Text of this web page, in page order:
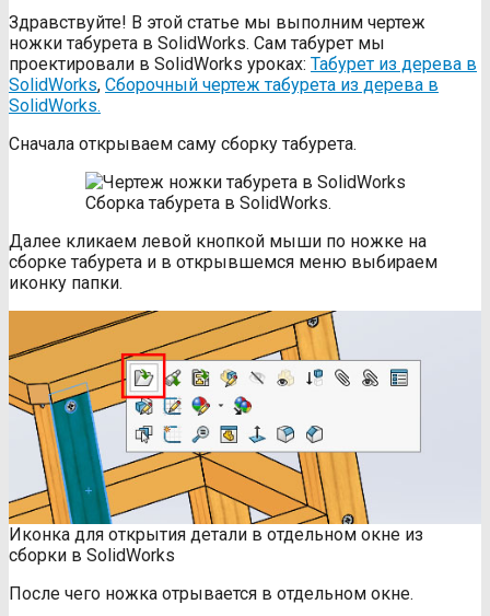
Здравствуйте! В этой статье мы выполним чертеж
ножки табурета в SolidWorks. Сам табурет мы
проектировали в SolidWorks уроках: Табурет из дерева в
SolidWorks, Сборочный чертеж табурета из дерева в
SolidWorks.
Сначала открываем саму сборку табурета.
Сборка табурета в SolidWorks.
Далее кликаем левой кнопкой мыши по ножке на
сборке табурета и в открывшемся меню выбираем
иконку папки.
Иконка для открытия детали в отдельном окне из
сборки в SolidWorks
После чего ножка отрывается в отдельном окне.